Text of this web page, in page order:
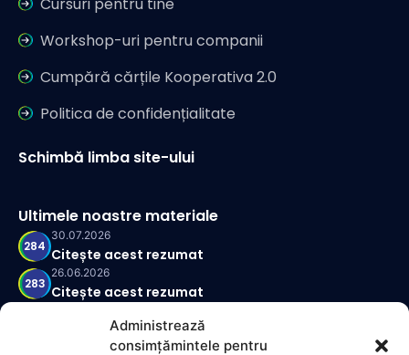
Administrează
consimțămintele pentru
Workshop-uri pentru companii
Cumpără cărțile Kooperativa 2.0
Politica de confidențialitate
Schimbă limba site-ului
Ultimele noastre materiale
284
30.07.2026
Citește acest rezumat
283
26.06.2026
Citește acest rezumat
Citește acest rezumat
30.04.2026